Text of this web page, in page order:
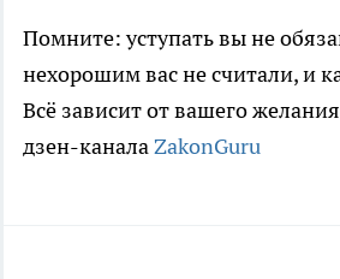
Помните: уступать вы не
нехорошим вас не считали, и
Всё зависит от вашего
дзен-каналаZakonGuru